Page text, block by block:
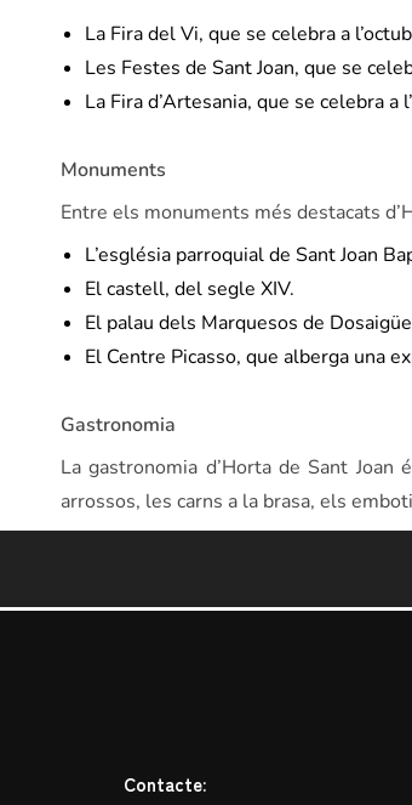
La Fira del Vi, que se celebra a
Les Festes de Sant Joan, que se
La Fira d’Artesania, que se celebra
Monuments
Entre els monuments més destacats
L’església parroquial de Sant Joan
El castell, del segle XIV.
El palau dels Marquesos de
El Centre Picasso, que alberga una
Gastronomia
La gastronomia d’Horta de Sant
arrossos, les carns a la brasa, els
Contacte: